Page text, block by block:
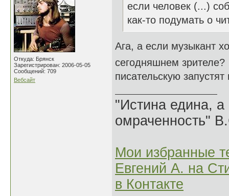
Откуда: Брянск
Зарегистрирован: 2006-05-05
Сообщений: 709
Вебсайт
если человек (...)
как-то подумать о
Ага, а если музыкант
сегодняшнем зрителе?
писательскую
"Истина едина,
омраченность"
Мои избранные
Евгений А. на
в Контакте